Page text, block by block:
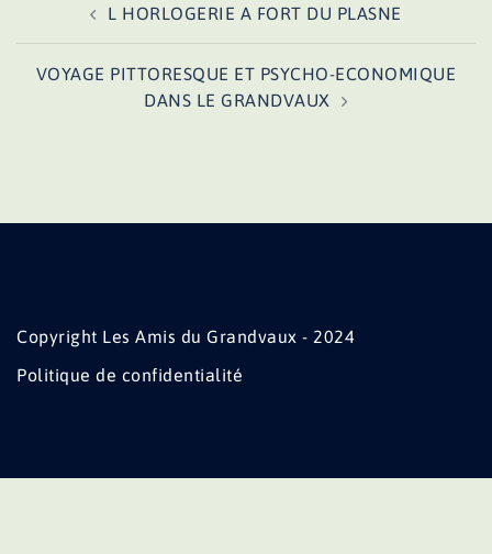
d’articleL HORLOGERIE A FORT DU PLASNE
VOYAGE PITTORESQUE ET PSYCHO-ECONOMIQUE
DANS LE GRANDVAUX
Copyright Les Amis du Grandvaux - 2024
Politique de confidentialité